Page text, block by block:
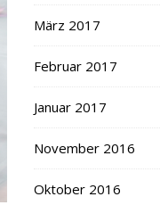
März 2017
Februar 2017
Januar 2017
November 2016
Oktober 2016